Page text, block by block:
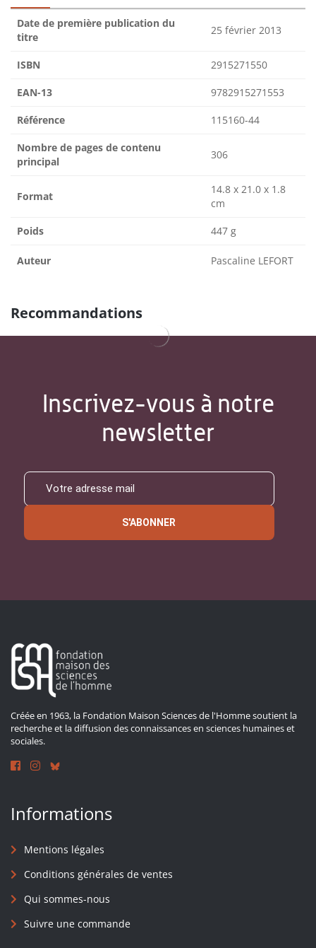
Date de première publication du
titre
25 février 2013
ISBN 2915271550
EAN-13 9782915271553
Référence 115160-44
Nombre de pages de contenu
principal
306
Format
14.8 x 21.0 x 1.8
cm
Poids 447 g
Auteur Pascaline LEFORT
Recommandations
Inscrivez-vous à notre
newsletter
S'ABONNER
Créée en 1963, la Fondation Maison Sciences de l'Homme soutient la
recherche et la diffusion des connaissances en sciences humaines et
sociales.
Informations
Mentions légales
Conditions générales de ventes
Qui sommes-nous
Suivre une commande